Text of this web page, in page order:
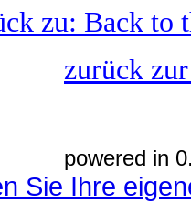
zu: Back to
zurück
powered in
Sie Ihre